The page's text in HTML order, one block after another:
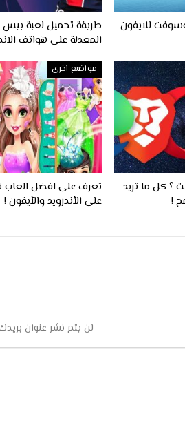
للايفون
المعدلة على هواتف
؟ كل ما تريد
!
مواضيع اخرى
تعرف على افضل العاب
على الأندرويد والأيفون !
لن يتم نشر عنوان